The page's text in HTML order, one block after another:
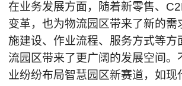
在业务发展方面，随着新零售、
变革，也为物流园区带来了新的需
施建设、作业流程、服务方式等方
流园区带来了更广阔的发展空间。
业纷纷布局智慧园区新赛道，如现